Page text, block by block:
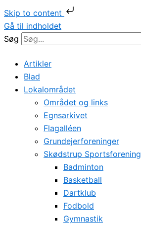
Skip to content
Gå til indholdet
Søg
Artikler
Blad
Lokalområdet
Området og links
Egnsarkivet
Flagalléen
Grundejerforeninger
Skødstrup Sportsforening
Badminton
Basketball
Dartklub
Fodbold
Gymnastik